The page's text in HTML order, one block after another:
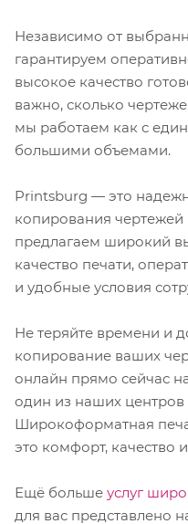
Независимо от
гарантируем
высокое качество
важно, сколько
мы работаем как с
большими объемами.
Printsburg — это
копирования
предлагаем широкий
качество печати,
и удобные условия
Не теряйте времени и
копирование ваших
онлайн прямо сейчас
один из наших центров
Широкоформатная
это комфорт, качество
Ещё больше услуг
для вас представлено